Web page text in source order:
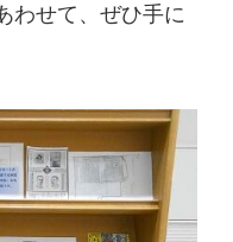
わせて、ぜひ手に